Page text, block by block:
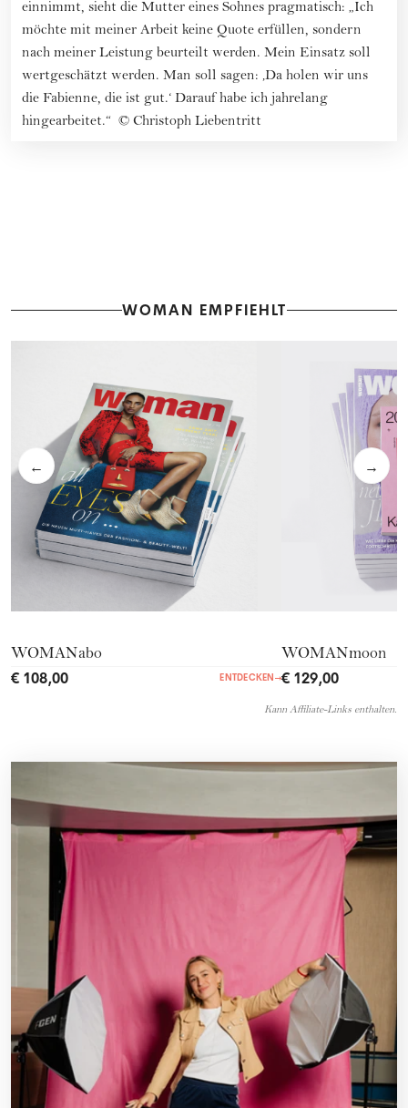
einnimmt, sieht die Mutter eines Sohnes pragmatisch: „Ich
möchte mit meiner Arbeit keine Quote erfüllen, sondern
nach meiner Leistung beurteilt werden. Mein Einsatz soll
wertgeschätzt werden. Man soll sagen: ‚Da holen wir uns
die Fabienne, die ist gut.‘ Darauf habe ich jahrelang
hingearbeitet.“ © Christoph Liebentritt
WOMAN EMPFIEHLT
← →
WOMANabo
€ 108,00 ENTDECKEN →
WOMANmoon
€ 129,00
Kann Affiliate-Links enthalten.